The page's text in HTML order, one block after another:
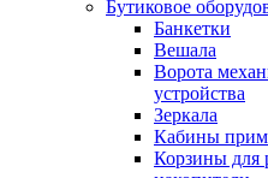
Бутиковое
Банкетки
Вешала
Ворота
устройства
Зеркала
Кабины
Корзины для